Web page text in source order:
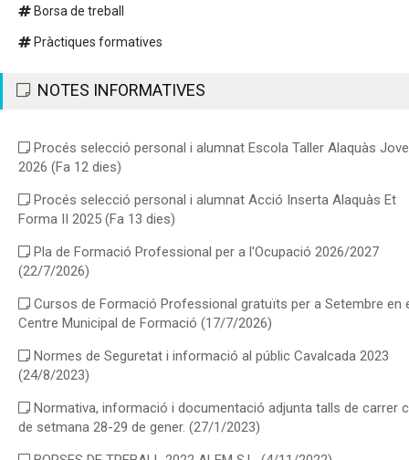
ANUNCIO 1 PLAZA TAG-URBANISMO RESULTADOS
1 PLAZA TECNICO ADMINISTRACION GENERAL URBANISMO .
Centro Formación curso 2026-27
2 PLAZAS OFICIAL 1ª ELECTRICISTA RESOLUCIÓN
OFICIAL/A PRIMERA ELECTRICISTA 2 PLAZAS. (fa 24 dies)
RECTIFICACIÓN HORA EJERCICIO TEST.
6 PLAZAS AGENTE POLICIA LOCAL POR TURNO LIBRE.
Borsa de treball
Pràctiques formatives
NOTES INFORMATIVES
Procés selecció personal i alumnat Escola Taller Alaquàs Jove
2026 (Fa 12 dies)
Procés selecció personal i alumnat Acció Inserta Alaquàs Et
Forma II 2025 (Fa 13 dies)
Pla de Formació Professional per a l'Ocupació 2026/2027
(22/7/2026)
Cursos de Formació Professional gratuïts per a Setembre en
Centre Municipal de Formació (17/7/2026)
Normes de Seguretat i informació al públic Cavalcada 2023
(24/8/2023)
Normativa, informació i documentació adjunta talls de carrer
de setmana 28-29 de gener. (27/1/2023)